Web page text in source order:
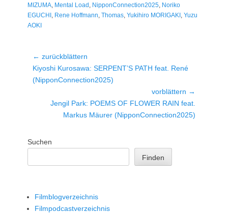
MIZUMA, Mental Load, NipponConnection2025, Noriko
EGUCHI, Rene Hoffmann, Thomas, Yukihiro MORIGAKI, Yuzu
AOKI
Beitragsnavigation
← zurückblättern
Vorheriger
Beitrag:
Kiyoshi Kurosawa: SERPENT’S PATH feat. René
(NipponConnection2025)
vorblättern →
NächsterJengil Park: POEMS OF FLOWER RAIN feat.
Markus Mäurer (NipponConnection2025)
Suchen
Finden
Filmblogverzeichnis
Filmpodcastverzeichnis